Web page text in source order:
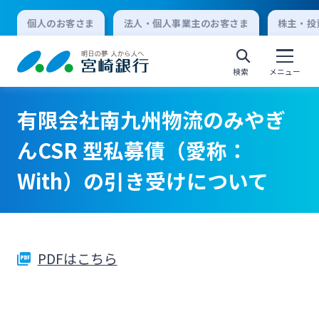
個人のお客さま 法人・個人事業主のお客さま 株主・
検索 メニュー
個人向けインターネットバンキング
ログオン
有限会社南九州物流のみやぎ
んCSR 型私募債（愛称：
With）の引き受けについて
PDFはこちら